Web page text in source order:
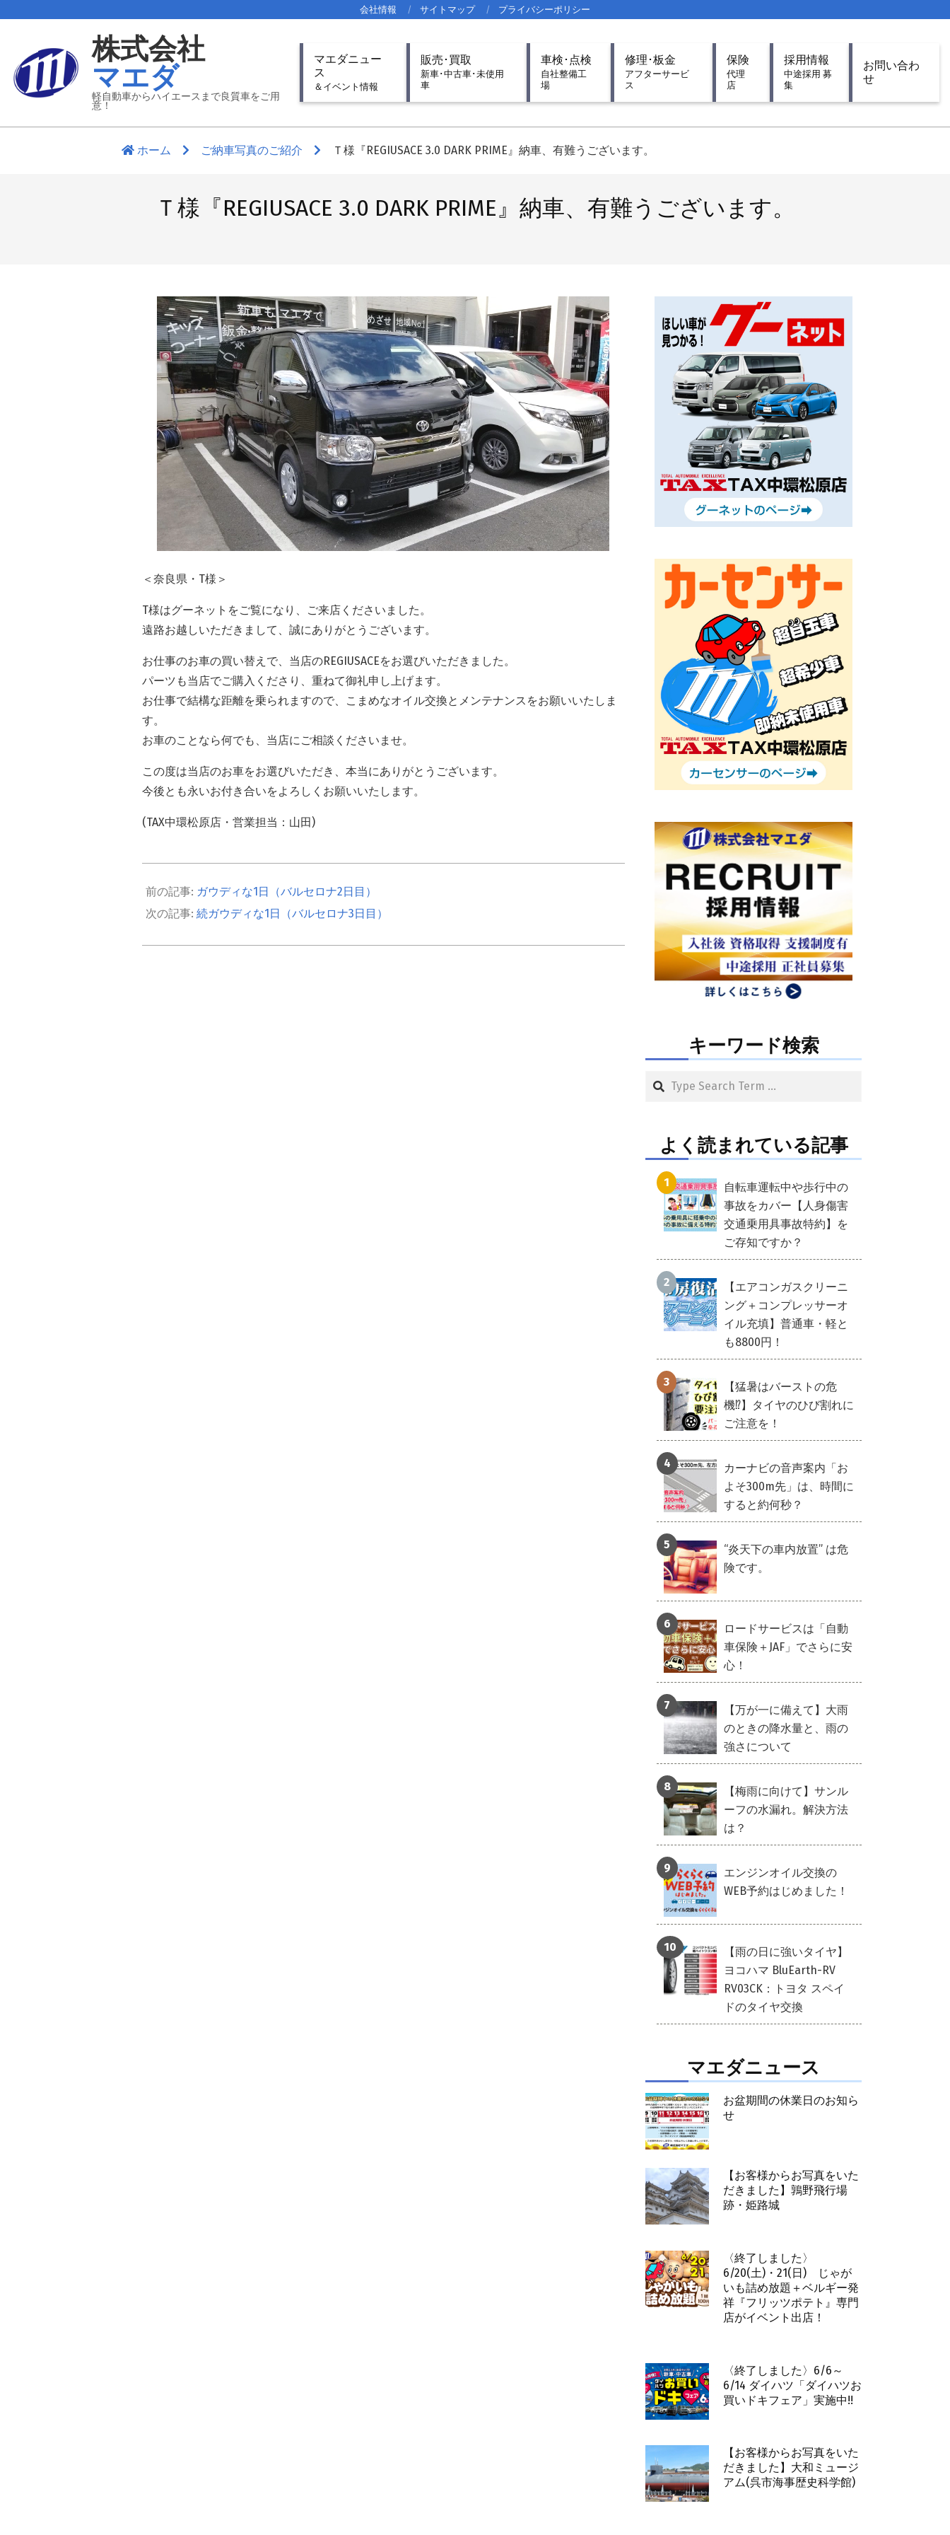
会社情報 サイトマップ プライバシーポリシー
株式会社
マエダ
軽自動車からハイエースまで良質車をご用
意！
Navigation
Menu
マエダニュー
ス
＆イベント情報
販売･買取
新車･中古車･未使用
車
車検･点検
自社整備工
場
修理･板金
アフターサービ
ス
保険
代理
店
採用情報
中途採用 募
集
お問い合わ
せ
ホーム ご納車写真のご紹介 Ｔ様『REGIUSACE 3.0 DARK PRIME』納車、有難うございます。
Ｔ様『REGIUSACE 3.0 DARK PRIME』納車、有難うございます。
＜奈良県・T様＞
T様はグーネットをご覧になり、ご来店くださいました。
遠路お越しいただきまして、誠にありがとうございます。
お仕事のお車の買い替えで、当店のREGIUSACEをお選びいただきました。
パーツも当店でご購入くださり、重ねて御礼申し上げます。
お仕事で結構な距離を乗られますので、こまめなオイル交換とメンテナンスをお願いいたしま
す。
お車のことなら何でも、当店にご相談くださいませ。
この度は当店のお車をお選びいただき、本当にありがとうございます。
今後とも永いお付き合いをよろしくお願いいたします。
(TAX中環松原店・営業担当：山田)
12-
19
ガウディな1日（バルセロナ2日目）
続ガウディな1日（バルセロナ3日目）
キーワード検索
Search
よく読まれている記事
自転車運転中や歩行中の
事故をカバー【人身傷害
交通乗用具事故特約】を
ご存知ですか？
【エアコンガスクリーニ
ング＋コンプレッサーオ
イル充填】普通車・軽と
も8800円！
【猛暑はバーストの危
機⁉】タイヤのひび割れに
ご注意を！
カーナビの音声案内「お
よそ300m先」は、時間に
すると約何秒？
“炎天下の車内放置” は危
険です。
ロードサービスは「自動
車保険＋JAF」でさらに安
心！
【万が一に備えて】大雨
のときの降水量と、雨の
強さについて
【梅雨に向けて】サンル
ーフの水漏れ。解決方法
は？
エンジンオイル交換の
WEB予約はじめました！
【雨の日に強いタイヤ】
ヨコハマ BluEarth-RV
RV03CK：トヨタ スペイ
ドのタイヤ交換
マエダニュース
お盆期間の休業日のお知ら
せ
【お客様からお写真をいた
だきました】鶉野飛行場
跡・姫路城
〈終了しました〉
6/20(土)・21(日) じゃが
いも詰め放題＋ベルギー発
祥『フリッツポテト』専門
店がイベント出店！
〈終了しました〉6/6～
6/14 ダイハツ「ダイハツお
買いドキフェア」実施中!!
【お客様からお写真をいた
だきました】大和ミュージ
アム(呉市海事歴史科学館)